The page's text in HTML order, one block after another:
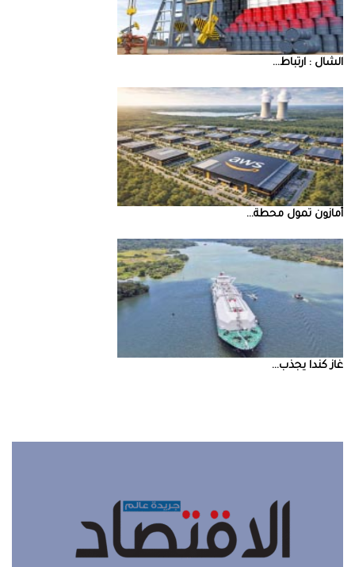
‮‬الشال‮ ‬‭: ‬ارتباط‭ ...
أمازون‭ ‬تمول‭ ‬محطة‭ ...
غاز‭ ‬كندا‭ ‬يجذب‭ ...